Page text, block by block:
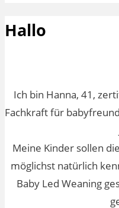
Hallo
Ich bin Hanna, 41,
Fachkraft für
Meine Kinder sollen
möglichst natürlich
Baby Led Weaning